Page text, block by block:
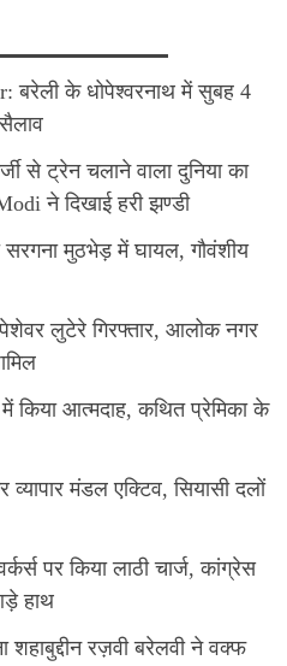
बरेली के धोपेश्वरनाथ में सुबह 4
से ट्रेन चलाने वाला दुनिया का
ने दिखाई हरी झण्डी
मुठभेड़ में घायल, गौवंशीय
लुटेरे गिरफ्तार, आलोक नगर
किया आत्मदाह, कथित प्रेमिका के
मंडल एक्टिव, सियासी दलों
पर किया लाठी चार्ज, कांग्रेस
हाथ
शहाबुद्दीन रज़वी बरेलवी ने वक्फ